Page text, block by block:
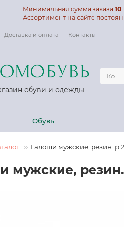
Минимальная сумма заказа 10
Ассортимент на сайте
Доставка и оплата Контакты
обуви и одежды
Обувь
Галоши мужские, резин.
мужские,